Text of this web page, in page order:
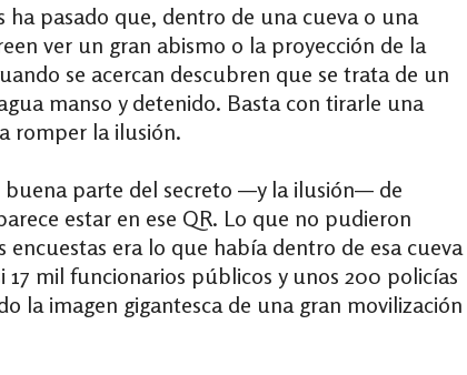
ha pasado que, dentro de una cueva o una
ver un gran abismo o la proyección de la
se acercan descubren que se trata de un
manso y detenido. Basta con tirarle una
romper la ilusión.
buena parte del secreto —y la ilusión— de
estar en ese QR. Lo que no pudieron
encuestas era lo que había dentro de esa cueva
17 mil funcionarios públicos y unos 200 policías
la imagen gigantesca de una gran movilización